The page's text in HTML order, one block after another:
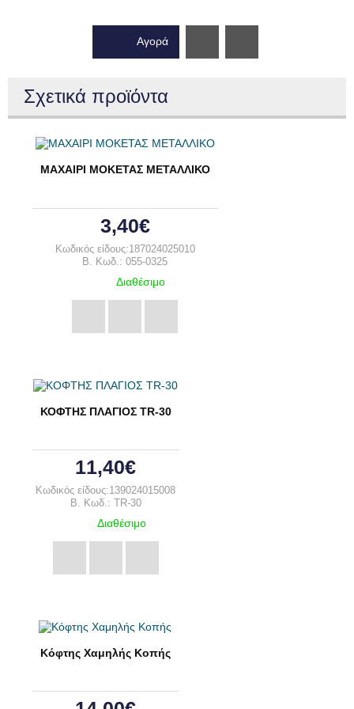
Αγορά
Σχετικά προϊόντα
ΜΑΧΑΙΡΙ ΜΟΚΕΤΑΣ ΜΕΤΑΛΛΙΚΟ
3,40€
Κωδικός είδους:187024025010
B. Κωδ.: 055-0325
Διαθέσιμο
ΚΟΦΤΗΣ ΠΛΑΓΙΟΣ TR-30
11,40€
Κωδικός είδους:139024015008
B. Κωδ.: TR-30
Διαθέσιμο
Κόφτης Χαμηλής Κοπής